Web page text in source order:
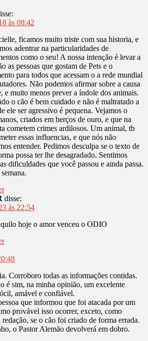
às 08:42
ficamos muito triste com sua historia, e
adentrar na particularidades de
como o seu! A nossa intenção é levar a
as pessoas que gostam de Pets e o
para todos que acessam o a rede mundial
Não podemos afirmar sobre a causa
e muito menos prever a índole dos animais.
o cão é bem cuidado e não é maltratado a
ele ser agressivo é pequena. Vejamos o
criados em berços de ouro, e que na
cometem crimes ardilosos. Um animal, tb
essas influencias, e que nós não
entender. Pedimos desculpa se o texto de
possa ter lhe desagradado. Sentimos
dificuldades que você passou e ainda passa.
disse:
às 22:54
hoje o amor venceu o ODIO
Corroboro todas as informações contidas.
é sim, na minha opinião, um excelente
amável e confiável.
que informou que foi atacada por um
provável isso ocorrer, exceto, como
se o cão foi criado de forma errada.
o Pastor Alemão devolverá em dobro.